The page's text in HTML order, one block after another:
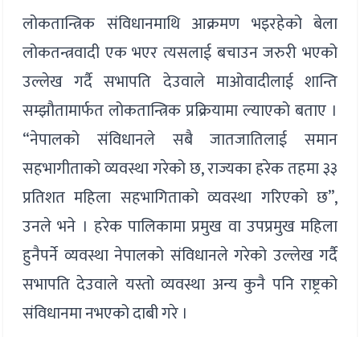
लोकतान्त्रिक संविधानमाथि आक्रमण भइरहेको बेला
लोकतन्त्रवादी एक भएर त्यसलाई बचाउन जरुरी भएको
उल्लेख गर्दै सभापति देउवाले माओवादीलाई शान्ति
सम्झौतामार्फत लोकतान्त्रिक प्रक्रियामा ल्याएको बताए ।
“नेपालको संविधानले सबै जातजातिलाई समान
सहभागीताको व्यवस्था गरेको छ, राज्यका हरेक तहमा ३३
प्रतिशत महिला सहभागिताको व्यवस्था गरिएको छ”,
उनले भने । हरेक पालिकामा प्रमुख वा उपप्रमुख महिला
हुनैपर्ने व्यवस्था नेपालको संविधानले गरेको उल्लेख गर्दै
सभापति देउवाले यस्तो व्यवस्था अन्य कुनै पनि राष्ट्रको
संविधानमा नभएको दाबी गरे ।